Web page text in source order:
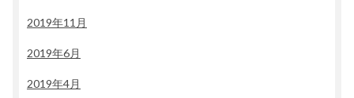
2019年11月
2019年6月
2019年4月